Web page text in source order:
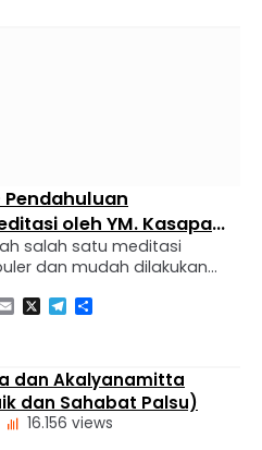
oleh YM. Kasapa
salah satu meditasi
dan mudah dilakukan
Maha Buddha, ada 40
Ketenangan melalui Jhana
Kamma-tthana, dan
landasan). Jadi,
Email
X Telegram
dan Akalyanamitta
dan Sahabat Palsu)
16.156 views